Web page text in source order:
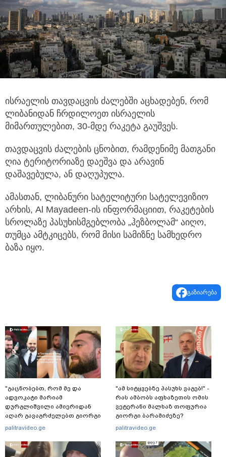
ისრაელის თავდაცვის ძალებში აცხადებენ, რომ
ლიბანიდან ჩრდილოეთ ისრაელის
მიმართულებით, 30-მდე რაკეტა გაუშვეს.
თავდაცვის ძალების ცნობით, რამდენიმე მათგანი
ღია ტერიტორიაზე დაეშვა და არავინ
დაშავებულა, ან დაღუპულა.
ამასთან, ლიბანური სატელიტური სატელევიზიო
არხის, Al Mayadeen-ის ინფორმაციით, რაკეტების
სროლაზე პასუხისმგებლობა „ჰეზბოლამ“ აიღო,
თუმცა ამტკიცებს, რომ მისი სამიზნე სამხედრო
ბაზა იყო.
გაზიარება
"გაცნობებთ, რომ მე და
ადვოკატი მარიამ
დურგლიშვილი ამიერიდან
აღარ გავაგრძელებთ გიორგი
ჭიღლაძის ინტერესების დაცვას"
განცხადებას ავრცელებს
palitravideo.ge
"ამ სიტყვებზე პასუხს ვაგებ!" -
რას ამბობს აფხაზეთის ომის
ვეტერანი მალხაზ თოფურია
გიორგი ბარამიძეზე?
palitravideo.ge